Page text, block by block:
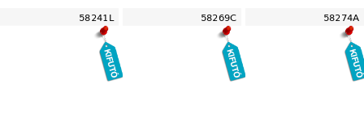
58241L 58269C 58274A